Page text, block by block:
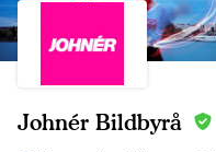
Johnér Bildbyrå